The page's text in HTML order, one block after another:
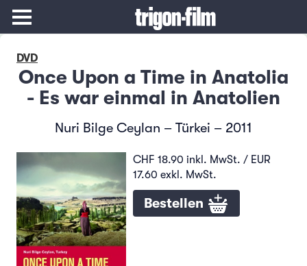
DVD
Once Upon a Time in Anatolia
- Es war einmal in Anatolien
Nuri Bilge Ceylan – Türkei – 2011
CHF 18.90 inkl. MwSt. / EUR
17.60 exkl. MwSt.
Bestellen